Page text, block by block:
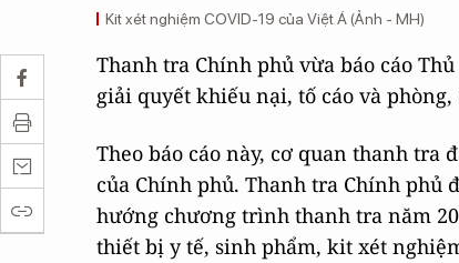
Kit xét nghiệm COVID-19 của Việt Á (Ảnh - MH)
Thanh tra Chính phủ vừa báo cáo
giải quyết khiếu nại, tố cáo và
Theo báo cáo này, cơ quan thanh
của Chính phủ. Thanh tra Chính phủ
hướng chương trình thanh tra năm
thiết bị y tế, sinh phẩm, kit xét